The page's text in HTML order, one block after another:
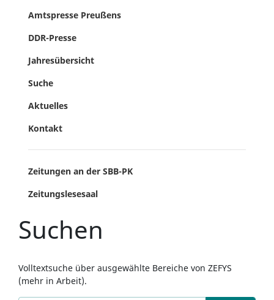
Amtspresse Preußens
DDR-Presse
Jahresübersicht
Suche
Aktuelles
Kontakt
Zeitungen an der SBB-PK
Zeitungslesesaal
Suchen
Volltextsuche über ausgewählte Bereiche von ZEFYS
(mehr in Arbeit).